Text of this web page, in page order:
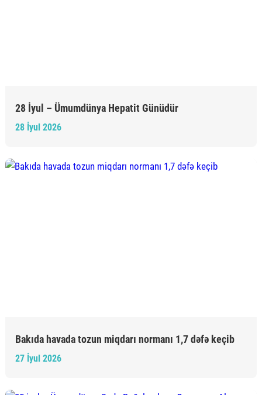
28 İyul – Ümumdünya Hepatit Günüdür
28 İyul 2026
Bakıda havada tozun miqdarı normanı 1,7 dəfə keçib
27 İyul 2026